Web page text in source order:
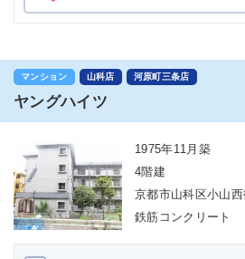
マンション 山科店 河原町三条店
ヤングハイツ
1975年11月築
4階建
京都市山科区小山
鉄筋コンクリート